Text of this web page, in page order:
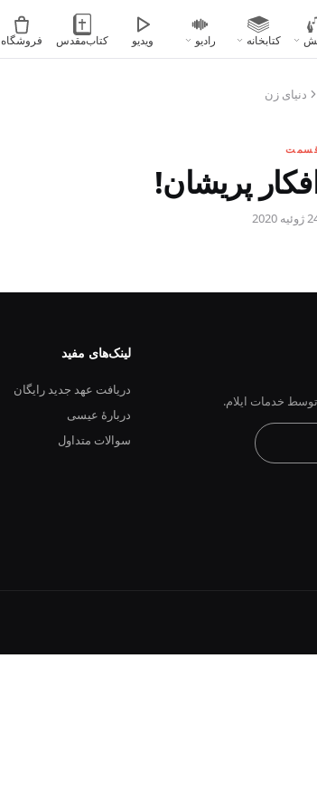
کتابخانه رادیو ویدیو کتاب‌مقدس فروشگاه
دنیای زن
پریشان!
2020
خدمات ایلام.
لینک‌های مفید
دریافت عهد جدید رایگان
دربارهٔ عیسی
سوالات متداول